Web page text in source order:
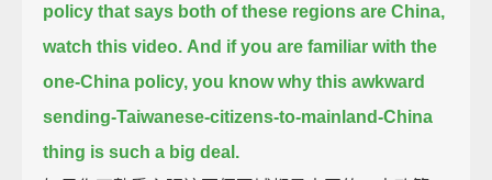
policy that says both of these regions are China,
watch this video. And if you are familiar with the
one-China policy, you know why this awkward
sending-Taiwanese-citizens-to-mainland-China
thing is such a big deal.